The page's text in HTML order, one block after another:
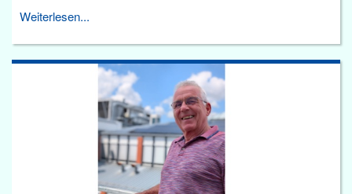
Weiterlesen...